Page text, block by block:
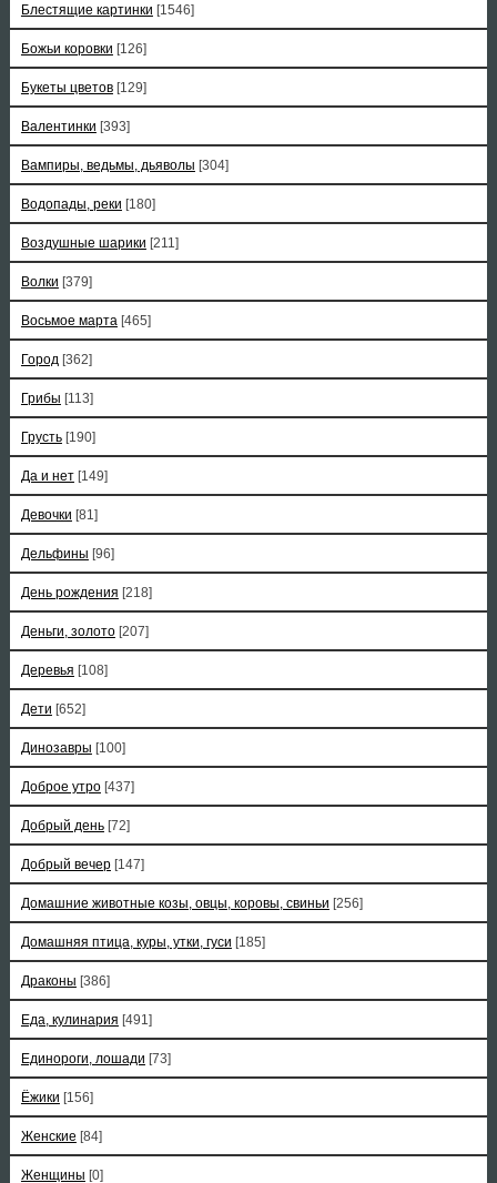
Блестящие картинки [1546]
Божьи коровки [126]
Букеты цветов [129]
Валентинки [393]
Вампиры, ведьмы, дьяволы [304]
Водопады, реки [180]
Воздушные шарики [211]
Волки [379]
Восьмое марта [465]
Город [362]
Грибы [113]
Грусть [190]
Да и нет [149]
Девочки [81]
Дельфины [96]
День рождения [218]
Деньги, золото [207]
Деревья [108]
Дети [652]
Динозавры [100]
Доброе утро [437]
Добрый день [72]
Добрый вечер [147]
Домашние животные козы, овцы, коровы, свиньи [256]
Домашняя птица, куры, утки, гуси [185]
Драконы [386]
Еда, кулинария [491]
Единороги, лошади [73]
Ёжики [156]
Женские [84]
Женщины [0]